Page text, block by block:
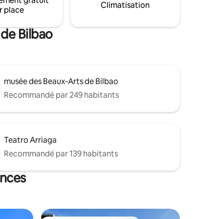
place
Climatisation
Bilbao
musée des Beaux-Arts de Bilbao
Recommandé par 249 habitants
Teatro Arriaga
Recommandé par 139 habitants